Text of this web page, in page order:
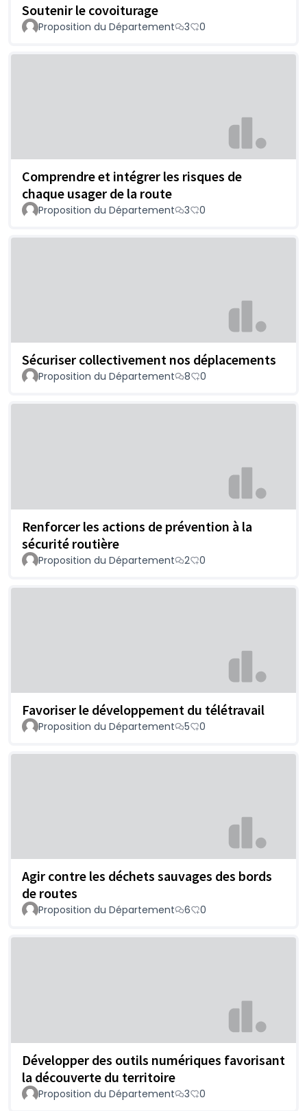
Soutenir le covoiturage
Proposition du Département 3 0
Comprendre et intégrer les risques de
chaque usager de la route
Proposition du Département 3 0
Sécuriser collectivement nos déplacements
Proposition du Département 8 0
Renforcer les actions de prévention à la
sécurité routière
Proposition du Département 2 0
Favoriser le développement du télétravail
Proposition du Département 5 0
Agir contre les déchets sauvages des bords
de routes
Proposition du Département 6 0
Développer des outils numériques favorisant
la découverte du territoire
Proposition du Département 3 0